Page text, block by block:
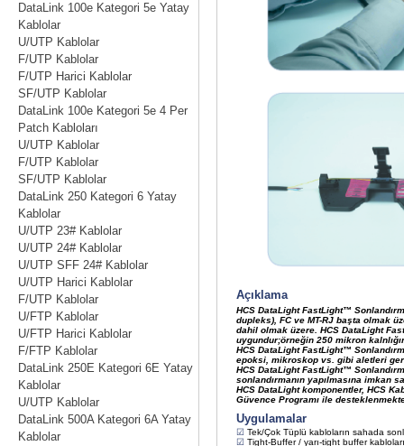
DataLink 100e Kategori 5e Yatay
Kablolar
U/UTP Kablolar
F/UTP Kablolar
F/UTP Harici Kablolar
SF/UTP Kablolar
DataLink 100e Kategori 5e 4 Per
Patch Kabloları
U/UTP Kablolar
F/UTP Kablolar
SF/UTP Kablolar
DataLink 250 Kategori 6 Yatay
Kablolar
U/UTP 23# Kablolar
U/UTP 24# Kablolar
U/UTP SFF 24# Kablolar
U/UTP Harici Kablolar
F/UTP Kablolar
U/FTP Kablolar
U/FTP Harici Kablolar
F/FTP Kablolar
DataLink 250E Kategori 6E Yatay
Kablolar
U/UTP Kablolar
DataLink 500A Kategori 6A Yatay
Kablolar